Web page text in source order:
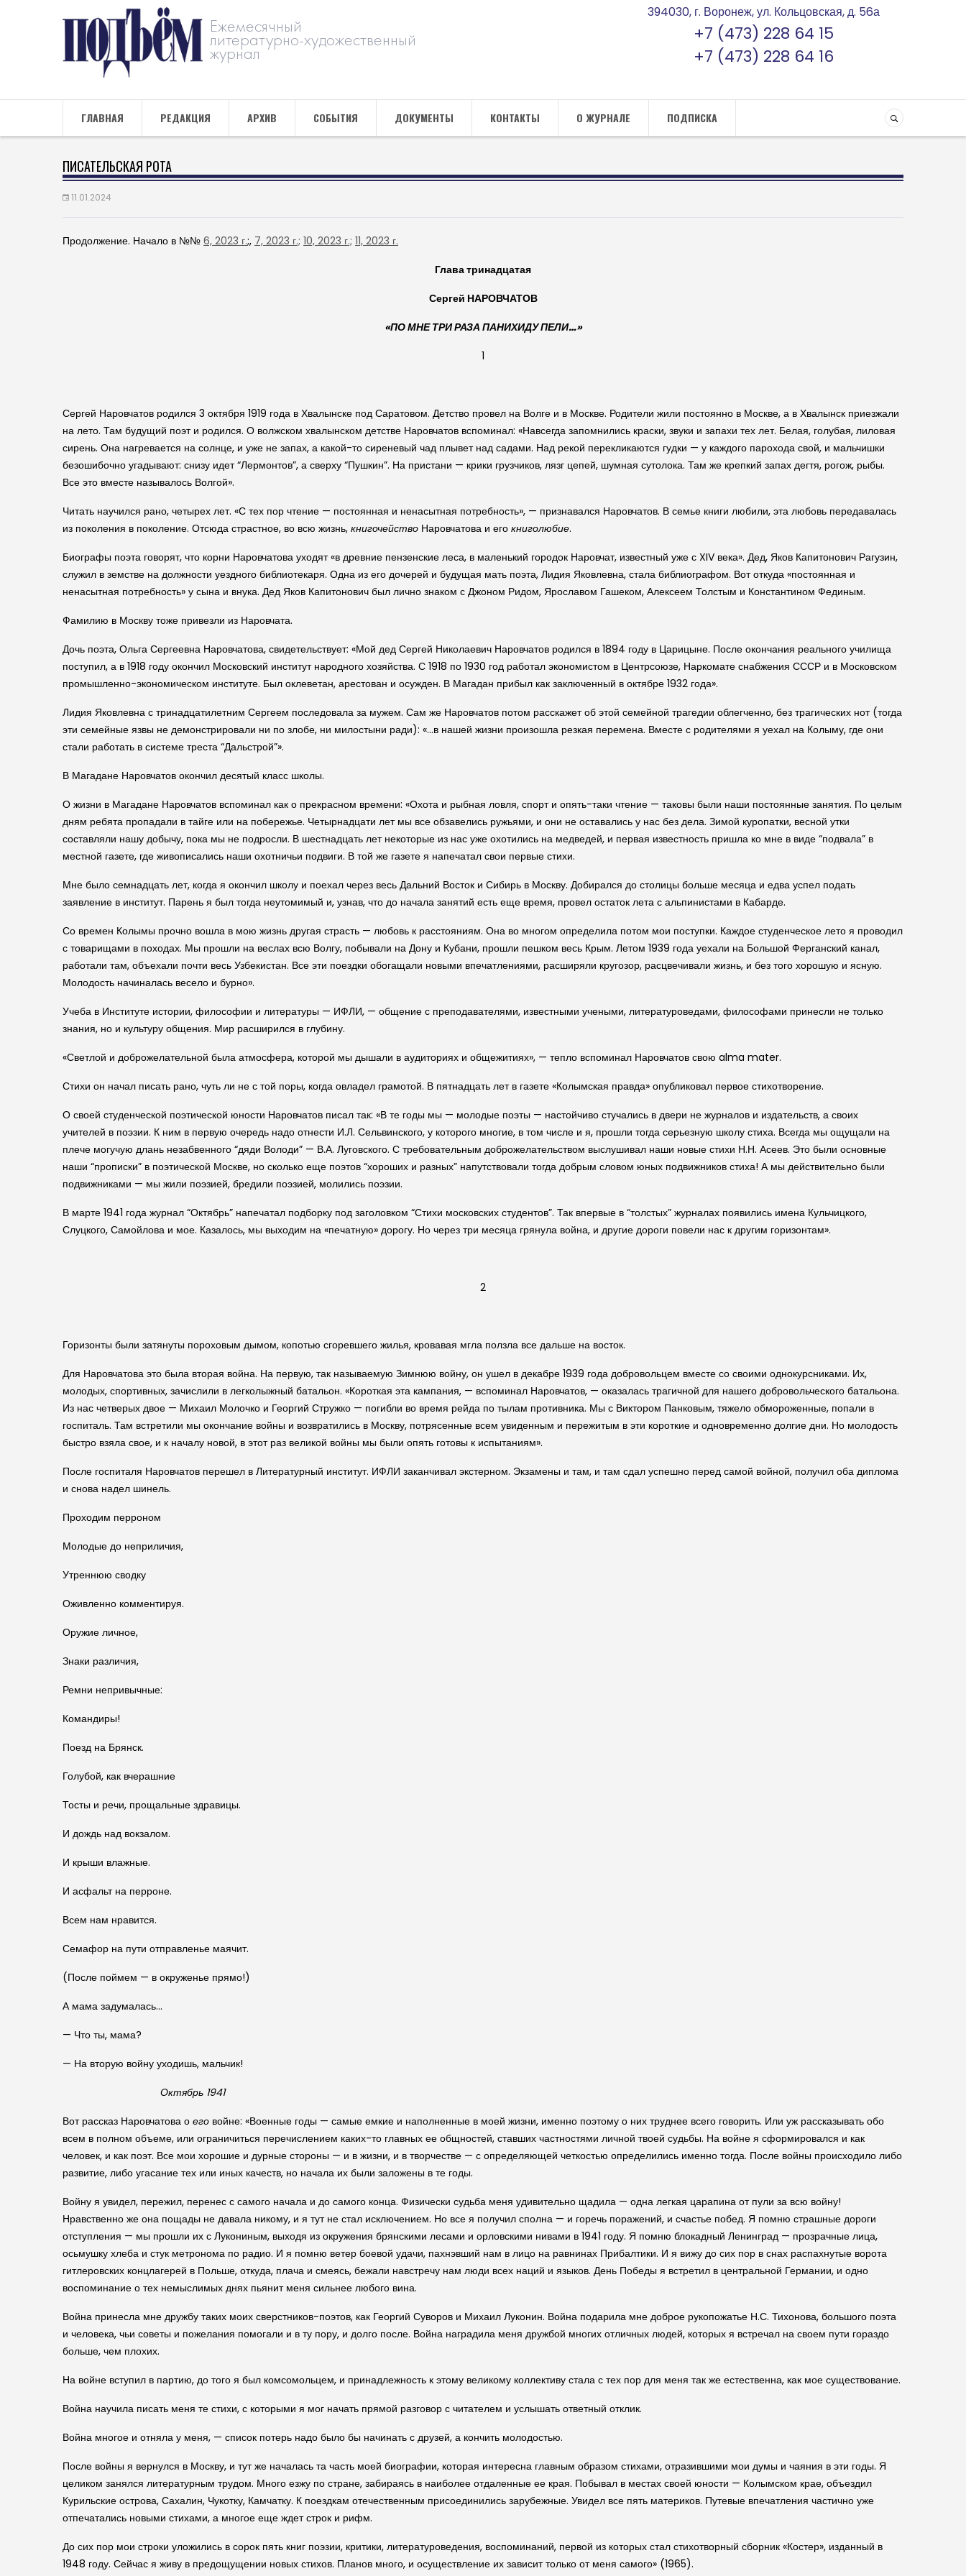
Ежемесячный
литературно-художественный
журнал
394030, г. Воронеж, ул. Кольцовская, д. 56а
+7 (473) 228 64 15
+7 (473) 228 64 16
ГЛАВНАЯ РЕДАКЦИЯ АРХИВ СОБЫТИЯ ДОКУМЕНТЫ КОНТАКТЫ О ЖУРНАЛЕ ПОДПИСКА
ПИСАТЕЛЬСКАЯ РОТА
11.01.2024
Продолжение. Начало в №№ 6, 2023 г.;, 7, 2023 г.; 10, 2023 г.; 11, 2023 г.
Глава тринадцатая
Сергей НАРОВЧАТОВ
«ПО МНЕ ТРИ РАЗА ПАНИХИДУ ПЕЛИ…»
1
Сергей Наровчатов родился 3 октября 1919 года в Хвалынске под Саратовом. Детство провел на Волге и в Москве. Родители жили постоянно в Москве, а в Хвалынск приезжали
на лето. Там будущий поэт и родился. О волжском хвалынском детстве Наровчатов вспоминал: «Навсегда запомнились краски, звуки и запахи тех лет. Белая, голубая, лиловая
сирень. Она нагревается на солнце, и уже не запах, а какой-то сиреневый чад плывет над садами. Над рекой перекликаются гудки — у каждого парохода свой, и мальчишки
безошибочно угадывают: снизу идет “Лермонтов”, а сверху “Пушкин”. На пристани — крики грузчиков, лязг цепей, шумная сутолока. Там же крепкий запах дегтя, рогож, рыбы.
Все это вместе называлось Волгой».
Читать научился рано, четырех лет. «С тех пор чтение — постоянная и ненасытная потребность», — признавался Наровчатов. В семье книги любили, эта любовь передавалась
из поколения в поколение. Отсюда страстное, во всю жизнь, книгочейство Наровчатова и его книголюбие.
Биографы поэта говорят, что корни Наровчатова уходят «в древние пензенские леса, в маленький городок Наровчат, известный уже с XIV века». Дед, Яков Капитонович Рагузин,
служил в земстве на должности уездного библиотекаря. Одна из его дочерей и будущая мать поэта, Лидия Яковлевна, стала библиографом. Вот откуда «постоянная и
ненасытная потребность» у сына и внука. Дед Яков Капитонович был лично знаком с Джоном Ридом, Ярославом Гашеком, Алексеем Толстым и Константином Фединым.
Фамилию в Москву тоже привезли из Наровчата.
Дочь поэта, Ольга Сергеевна Наровчатова, свидетельствует: «Мой дед Сергей Николаевич Наровчатов родился в 1894 году в Царицыне. После окончания реального училища
поступил, а в 1918 году окончил Московский институт народного хозяйства. С 1918 по 1930 год работал экономистом в Центрсоюзе, Наркомате снабжения СССР и в Московском
промышленно-экономическом институте. Был оклеветан, арестован и осужден. В Магадан прибыл как заключенный в октябре 1932 года».
Лидия Яковлевна с тринадцатилетним Сергеем последовала за мужем. Сам же Наровчатов потом расскажет об этой семейной трагедии облегченно, без трагических нот (тогда
эти семейные язвы не демонстрировали ни по злобе, ни милостыни ради): «…в нашей жизни произошла резкая перемена. Вместе с родителями я уехал на Колыму, где они
стали работать в системе треста “Дальстрой”».
В Магадане Наровчатов окончил десятый класс школы.
О жизни в Магадане Наровчатов вспоминал как о прекрасном времени: «Охота и рыбная ловля, спорт и опять-таки чтение — таковы были наши постоянные занятия. По целым
дням ребята пропадали в тайге или на побережье. Четырнадцати лет мы все обзавелись ружьями, и они не оставались у нас без дела. Зимой куропатки, весной утки
составляли нашу добычу, пока мы не подросли. В шестнадцать лет некоторые из нас уже охотились на медведей, и первая известность пришла ко мне в виде “подвала” в
местной газете, где живописались наши охотничьи подвиги. В той же газете я напечатал свои первые стихи.
Мне было семнадцать лет, когда я окончил школу и поехал через весь Дальний Восток и Сибирь в Москву. Добирался до столицы больше месяца и едва успел подать
заявление в институт. Парень я был тогда неутомимый и, узнав, что до начала занятий есть еще время, провел остаток лета с альпинистами в Кабарде.
Со времен Колымы прочно вошла в мою жизнь другая страсть — любовь к расстояниям. Она во многом определила потом мои поступки. Каждое студенческое лето я проводил
с товарищами в походах. Мы прошли на веслах всю Волгу, побывали на Дону и Кубани, прошли пешком весь Крым. Летом 1939 года уехали на Большой Ферганский канал,
работали там, объехали почти весь Узбекистан. Все эти поездки обогащали новыми впечатлениями, расширяли кругозор, расцвечивали жизнь, и без того хорошую и ясную.
Молодость начиналась весело и бурно».
Учеба в Институте истории, философии и литературы — ИФЛИ, — общение с преподавателями, известными учеными, литературоведами, философами принесли не только
знания, но и культуру общения. Мир расширился в глубину.
«Светлой и доброжелательной была атмосфера, которой мы дышали в аудиториях и общежитиях», — тепло вспоминал Наровчатов свою alma mater.
Стихи он начал писать рано, чуть ли не с той поры, когда овладел грамотой. В пятнадцать лет в газете «Колымская правда» опубликовал первое стихотворение.
О своей студенческой поэтической юности Наровчатов писал так: «В те годы мы — молодые поэты — настойчиво стучались в двери не журналов и издательств, а своих
учителей в поэзии. К ним в первую очередь надо отнести И.Л. Сельвинского, у которого многие, в том числе и я, прошли тогда серьезную школу стиха. Всегда мы ощущали на
плече могучую длань незабвенного “дяди Володи” — В.А. Луговского. С требовательным доброжелательством выслушивал наши новые стихи Н.Н. Асеев. Это были основные
наши “прописки” в поэтической Москве, но сколько еще поэтов “хороших и разных” напутствовали тогда добрым словом юных подвижников стиха! А мы действительно были
подвижниками — мы жили поэзией, бредили поэзией, молились поэзии.
В марте 1941 года журнал “Октябрь” напечатал подборку под заголовком “Стихи московских студентов”. Так впервые в “толстых” журналах появились имена Кульчицкого,
Слуцкого, Самойлова и мое. Казалось, мы выходим на «печатную» дорогу. Но через три месяца грянула война, и другие дороги повели нас к другим горизонтам».
2
Горизонты были затянуты пороховым дымом, копотью сгоревшего жилья, кровавая мгла ползла все дальше на восток.
Для Наровчатова это была вторая война. На первую, так называемую Зимнюю войну, он ушел в декабре 1939 года добровольцем вместе со своими однокурсниками. Их,
молодых, спортивных, зачислили в легколыжный батальон. «Короткая эта кампания, — вспоминал Наровчатов, — оказалась трагичной для нашего добровольческого батальона.
Из нас четверых двое — Михаил Молочко и Георгий Стружко — погибли во время рейда по тылам противника. Мы с Виктором Панковым, тяжело обмороженные, попали в
госпиталь. Там встретили мы окончание войны и возвратились в Москву, потрясенные всем увиденным и пережитым в эти короткие и одновременно долгие дни. Но молодость
быстро взяла свое, и к началу новой, в этот раз великой войны мы были опять готовы к испытаниям».
После госпиталя Наровчатов перешел в Литературный институт. ИФЛИ заканчивал экстерном. Экзамены и там, и там сдал успешно перед самой войной, получил оба диплома
и снова надел шинель.
Проходим перроном
Молодые до неприличия,
Утреннюю сводку
Оживленно комментируя.
Оружие личное,
Знаки различия,
Ремни непривычные:
Командиры!
Поезд на Брянск.
Голубой, как вчерашние
Тосты и речи, прощальные здравицы.
И дождь над вокзалом.
И крыши влажные.
И асфальт на перроне.
Всем нам нравится.
Семафор на пути отправленье маячит.
(После поймем — в окруженье прямо!)
А мама задумалась…
— Что ты, мама?
— На вторую войну уходишь, мальчик!
Октябрь 1941
Вот рассказ Наровчатова о его войне: «Военные годы — самые емкие и наполненные в моей жизни, именно поэтому о них труднее всего говорить. Или уж рассказывать обо
всем в полном объеме, или ограничиться перечислением каких-то главных ее общностей, ставших частностями личной твоей судьбы. На войне я сформировался и как
человек, и как поэт. Все мои хорошие и дурные стороны — и в жизни, и в творчестве — с определяющей четкостью определились именно тогда. После войны происходило либо
развитие, либо угасание тех или иных качеств, но начала их были заложены в те годы.
Войну я увидел, пережил, перенес с самого начала и до самого конца. Физически судьба меня удивительно щадила — одна легкая царапина от пули за всю войну!
Нравственно же она пощады не давала никому, и я тут не стал исключением. Но все я получил сполна — и горечь поражений, и счастье побед. Я помню страшные дороги
отступления — мы прошли их с Лукониным, выходя из окружения брянскими лесами и орловскими нивами в 1941 году. Я помню блокадный Ленинград — прозрачные лица,
осьмушку хлеба и стук метронома по радио. И я помню ветер боевой удачи, пахнэвший нам в лицо на равнинах Прибалтики. И я вижу до сих пор в снах распахнутые ворота
гитлеровских концлагерей в Польше, откуда, плача и смеясь, бежали навстречу нам люди всех наций и языков. День Победы я встретил в центральной Германии, и одно
воспоминание о тех немыслимых днях пьянит меня сильнее любого вина.
Война принесла мне дружбу таких моих сверстников-поэтов, как Георгий Суворов и Михаил Луконин. Война подарила мне доброе рукопожатье Н.С. Тихонова, большого поэта
и человека, чьи советы и пожелания помогали и в ту пору, и долго после. Война наградила меня дружбой многих отличных людей, которых я встречал на своем пути гораздо
больше, чем плохих.
На войне вступил в партию, до того я был комсомольцем, и принадлежность к этому великому коллективу стала с тех пор для меня так же естественна, как мое существование.
Война научила писать меня те стихи, с которыми я мог начать прямой разговор с читателем и услышать ответный отклик.
Война многое и отняла у меня, — список потерь надо было бы начинать с друзей, а кончить молодостью.
После войны я вернулся в Москву, и тут же началась та часть моей биографии, которая интересна главным образом стихами, отразившими мои думы и чаяния в эти годы. Я
целиком занялся литературным трудом. Много езжу по стране, забираясь в наиболее отдаленные ее края. Побывал в местах своей юности — Колымском крае, объездил
Курильские острова, Сахалин, Чукотку, Камчатку. К поездкам отечественным присоединились зарубежные. Увидел все пять материков. Путевые впечатления частично уже
отпечатались новыми стихами, а многое еще ждет строк и рифм.
До сих пор мои строки уложились в сорок пять книг поэзии, критики, литературоведения, воспоминаний, первой из которых стал стихотворный сборник «Костер», изданный в
1948 году. Сейчас я живу в предощущении новых стихов. Планов много, и осуществление их зависит только от меня самого» (1965).